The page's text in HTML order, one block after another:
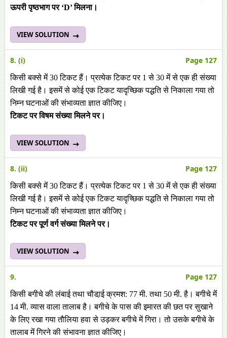
ऊपरी पृष्ठभाग पर ‘D’ मिलना।
VIEW SOLUTION
8. (i) Page 127
किसी बक्से मेंं 30 टिकट हैं। प्रत्येक टिकट पर 1 से 30 मेंं से एक ही संख्या
लिखी गई है। इसमेंं से कोई एक टिकट यादृच्छिक पद्धति से निकाला गया तो
निम्न घटनाओं की संभाव्यता ज्ञात कीजिए।
टिकट पर विषम संख्या मिलने पर।
VIEW SOLUTION
8. (ii) Page 127
किसी बक्से मेंं 30 टिकट हैं। प्रत्येक टिकट पर 1 से 30 मेंं से एक ही संख्या
लिखी गई है। इसमेंं से कोई एक टिकट यादृच्छिक पद्धति से निकाला गया तो
निम्न घटनाओं की संभाव्यता ज्ञात कीजिए।
टिकट पर पूर्ण वर्ग संख्या मिलने पर।
VIEW SOLUTION
9. Page 127
किसी बगीचे की लंबाई तथा चौडा़ई क्रमश: 77 मी. तथा 50 मी. है। बगीचे मेंं
14 मी. व्यास वाला तालाब है। बगीचे के पास की इमारत की छत पर सुखाने
के लिए रखा गया तौलिया हवा से उड़कर बगीचे में गिरा। तो उसके बगीचे के
तालाब मेंं गिरने की संभावना ज्ञात कीजिए।